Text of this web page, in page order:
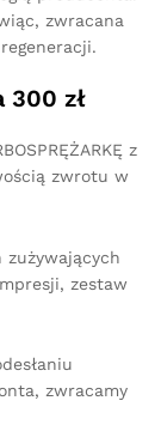
zwracana
300 zł
z
zwrotu w
zużywających
zestaw
zwracamy